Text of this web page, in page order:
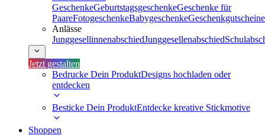
GeschenkeGeburtstagsgeschenkeGeschenke für
PaareFotogeschenkeBabygeschenkeGeschenkgutscheine
Anlässe
JunggesellinnenabschiedJunggesellenabschied
Jetzt gestalten
Bedrucke Dein ProduktDesigns hochladen oder
entdecken
Besticke Dein ProduktEntdecke kreative Stickmotive
Shoppen